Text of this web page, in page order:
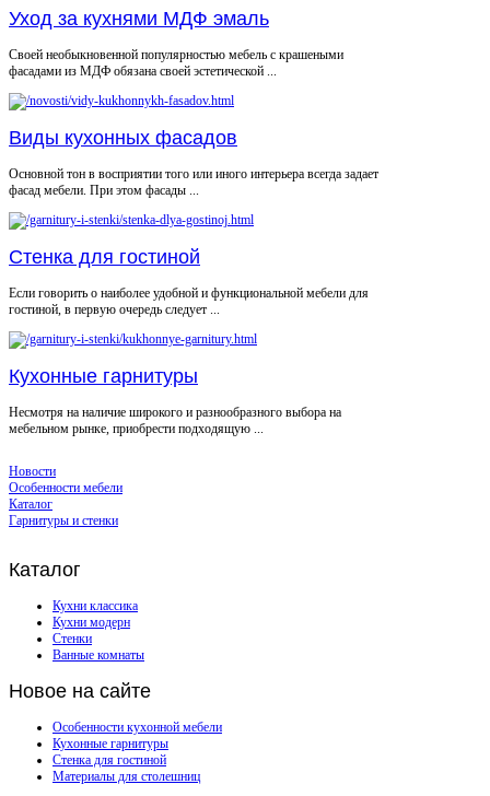
Уход за кухнями МДФ эмаль
Своей необыкновенной популярностью мебель с крашеными
фасадами из МДФ обязана своей эстетической ...
Виды кухонных фасадов
Основной тон в восприятии того или иного интерьера всегда задает
фасад мебели. При этом фасады ...
Стенка для гостиной
Если говорить о наиболее удобной и функциональной мебели для
гостиной, в первую очередь следует ...
Кухонные гарнитуры
Несмотря на наличие широкого и разнообразного выбора на
мебельном рынке, приобрести подходящую ...
Новости
Особенности мебели
Каталог
Гарнитуры и стенки
Каталог
Кухни классика
Кухни модерн
Стенки
Ванные комнаты
Новое на сайте
Особенности кухонной мебели
Кухонные гарнитуры
Стенка для гостиной
Материалы для столешниц